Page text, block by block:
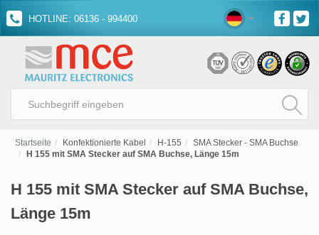
HOTLINE: 06136 - 994400
Startseite Konfektionierte Kabel H-155
SMA Stecker - SMA Buchse
H 155 mit SMA Stecker auf SMA Buchse, Länge 15m
H 155 mit SMA Stecker auf SMA Buchse,
Länge 15m